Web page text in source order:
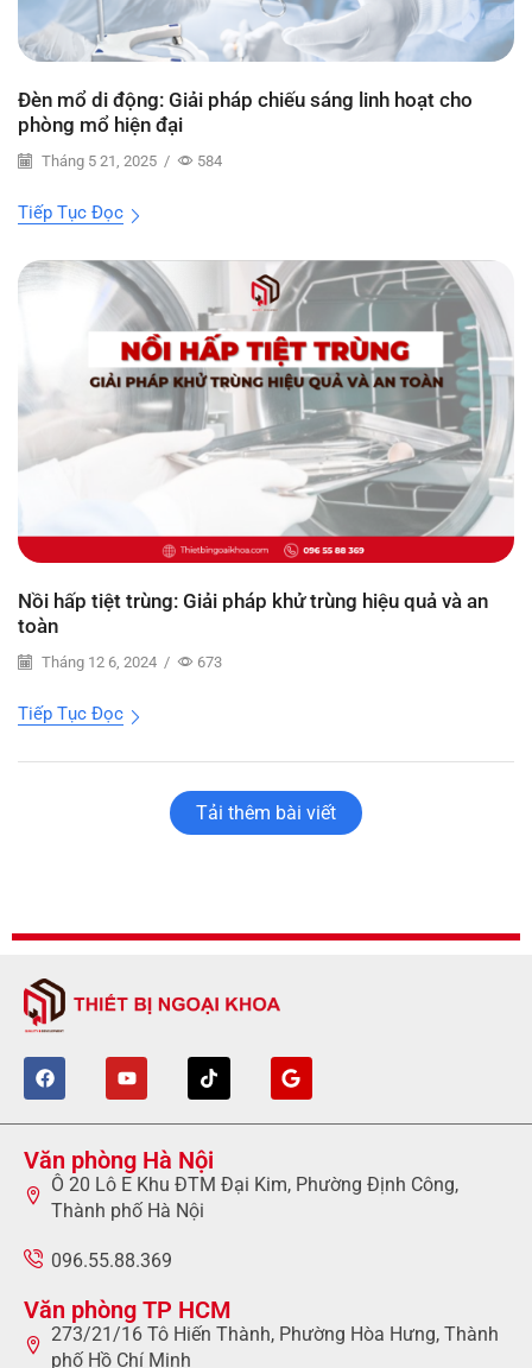
Đèn mổ di động: Giải pháp chiếu sáng linh hoạt cho
phòng mổ hiện đại
Tháng 5 21, 2025 / 584
Tiếp Tục Đọc
Nồi hấp tiệt trùng: Giải pháp khử trùng hiệu quả và an
toàn
Tháng 12 6, 2024 / 673
Tiếp Tục Đọc
Tải thêm bài viết
Văn phòng Hà Nội
Ô 20 Lô E Khu ĐTM Đại Kim, Phường Định Công,
Thành phố Hà Nội
096.55.88.369
Văn phòng TP HCM
273/21/16 Tô Hiến Thành, Phường Hòa Hưng, Thành
phố Hồ Chí Minh